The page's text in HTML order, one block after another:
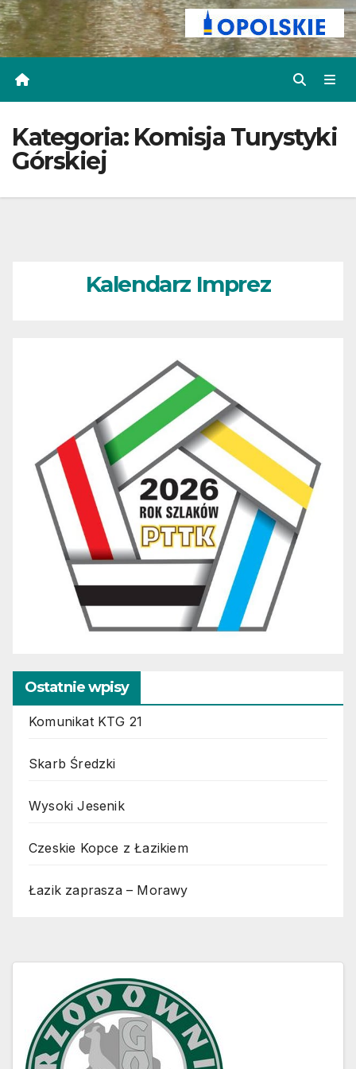
Kategoria: Komisja Turystyki
Górskiej
Kalendarz Imprez
Ostatnie wpisy
Komunikat KTG 21
Skarb Średzki
Wysoki Jesenik
Czeskie Kopce z Łazikiem
Łazik zaprasza – Morawy